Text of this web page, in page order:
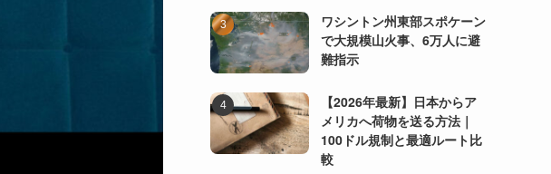
ワシントン州東部スポケーン
で大規模山火事、6万人に避
難指示
【2026年最新】日本からア
メリカへ荷物を送る方法｜
100ドル規制と最適ルート比
較